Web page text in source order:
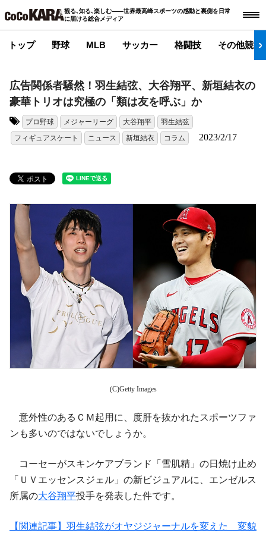
観る､知る､楽しむ――世界最高峰スポーツの感動と裏側を日常
に届ける総合メディア
トップ 野球 MLB サッカー 格闘技 その他競技
広告関係者騒然！羽生結弦、大谷翔平、新垣結衣の
豪華トリオは究極の「類は友を呼ぶ」か
プロ野球 メジャーリーグ 大谷翔平
羽生結弦
フィギュアスケート
ニュース 新垣結衣 コラム 2023/2/17
(C)Getty Images
意外性のあるＣＭ起用に、度肝を抜かれたスポーツファ
ンも多いのではないでしょうか。
コーセーがスキンケアブランド「雪肌精」の日焼け止め
「ＵＶエッセンスジェル」の新ビジュアルに、エンゼルス
所属の大谷翔平投手を発表した件です。
【関連記事】羽生結弦がオヤジジャーナルを変えた 変貌